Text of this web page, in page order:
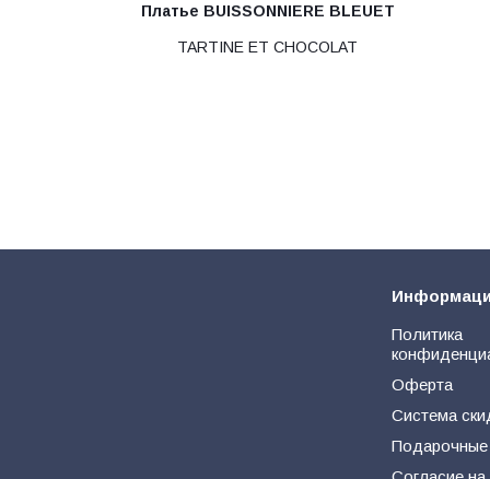
Платье BUISSONNIERE BLEUET
TARTINE ET CHOCOLAT
Политика
Оферта
Система